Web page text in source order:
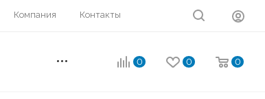
Компания Контакты
0 0 0